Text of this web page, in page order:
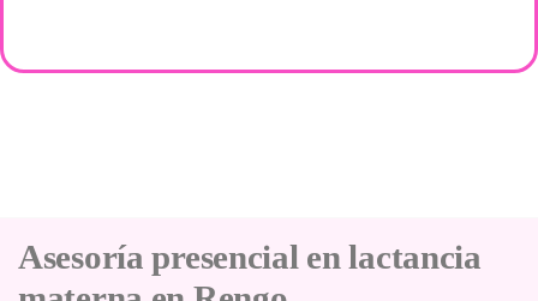
Asesoría presencial en lactancia